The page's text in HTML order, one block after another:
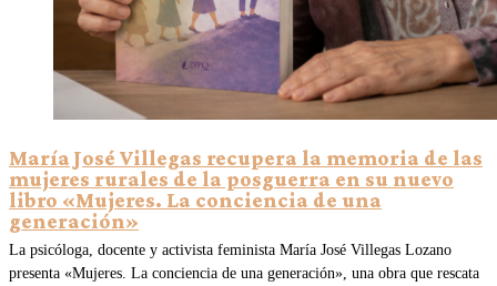
María José Villegas recupera la memoria de las
mujeres rurales de la posguerra en su nuevo
libro «Mujeres. La conciencia de una
generación»
La psicóloga, docente y activista feminista María José Villegas Lozano
presenta «Mujeres. La conciencia de una generación», una obra que rescata